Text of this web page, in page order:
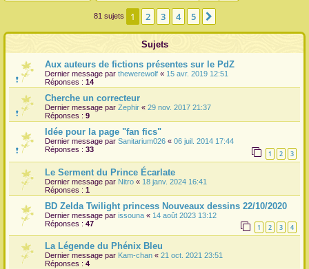
81 sujets 1 2 3 4 5
Sujets
Aux auteurs de fictions présentes sur le PdZ
Dernier message par thewerewolf « 15 avr. 2019 12:51
Réponses : 14
Cherche un correcteur
Dernier message par Zephir « 29 nov. 2017 21:37
Réponses : 9
Idée pour la page "fan fics"
Dernier message par Sanitarium026 « 06 juil. 2014 17:44
Réponses : 33 1 2 3
Le Serment du Prince Écarlate
Dernier message par Nitro « 18 janv. 2024 16:41
Réponses : 1
BD Zelda Twilight princess Nouveaux dessins 22/10/2020
Dernier message par issouna « 14 août 2023 13:12
Réponses : 47 1 2 3 4
La Légende du Phénix Bleu
Dernier message par Kam-chan « 21 oct. 2021 23:51
Réponses : 4